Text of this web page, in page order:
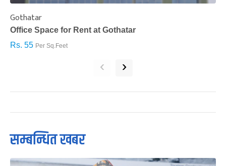
Gothatar
Office Space for Rent at Gothatar
Rs. 55 Per Sq.Feet
‹ ›
सम्बन्धित खबर